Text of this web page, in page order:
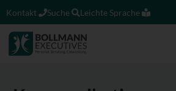
Kontakt Suche Leichte Sprache